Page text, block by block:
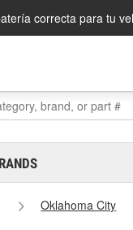
correcta para tu
Oklahoma City